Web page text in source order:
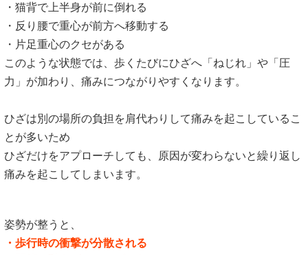
・猫背で上半身が前に倒れる
・反り腰で重心が前方へ移動する
・片足重心のクセがある
このような状態では、歩くたびにひざへ「ねじれ」や「圧
力」が加わり、 痛みにつながりやすくなります。
ひざは別の場所の負担を肩代わりして痛みを起こしているこ
とが多いため
ひざだけをアプローチしても、原因が変わらないと繰り返し
痛みを起こしてしまいます。
姿勢が整うと、
・歩行時の衝撃が分散される